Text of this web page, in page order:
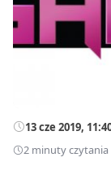
13 cze 2019,
2 minuty czytania